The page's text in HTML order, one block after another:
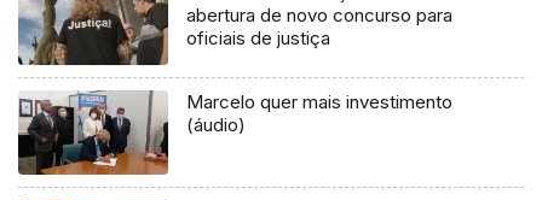
abertura de novo concurso para
oficiais de justiça
Marcelo quer mais investimento
(áudio)